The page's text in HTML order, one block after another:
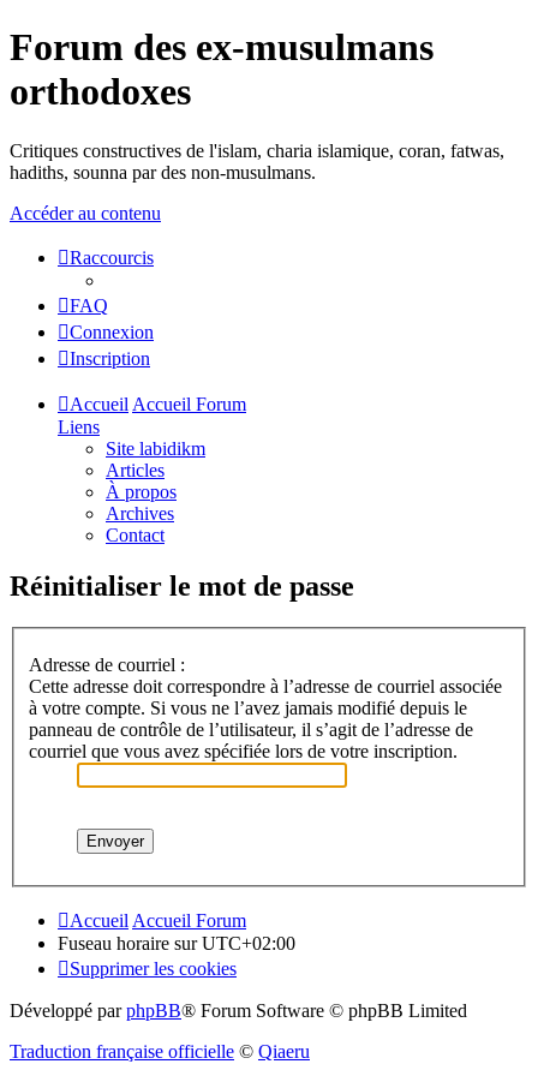
Forum des ex-musulmans
orthodoxes
Critiques constructives de l'islam, charia islamique, coran, fatwas,
hadiths, sounna par des non-musulmans.
Accéder au contenu
Raccourcis
FAQ
Connexion
Inscription
Accueil Accueil Forum
Liens
Site labidikm
Articles
À propos
Archives
Contact
Réinitialiser le mot de passe
Adresse de courriel :
Cette adresse doit correspondre à l’adresse de courriel associée
à votre compte. Si vous ne l’avez jamais modifié depuis le
panneau de contrôle de l’utilisateur, il s’agit de l’adresse de
courriel que vous avez spécifiée lors de votre inscription.
Accueil Accueil Forum
Fuseau horaire surUTC+02:00
Supprimer les cookies
Développé parphpBB® Forum Software © phpBB Limited
Traduction française officielle © Qiaeru